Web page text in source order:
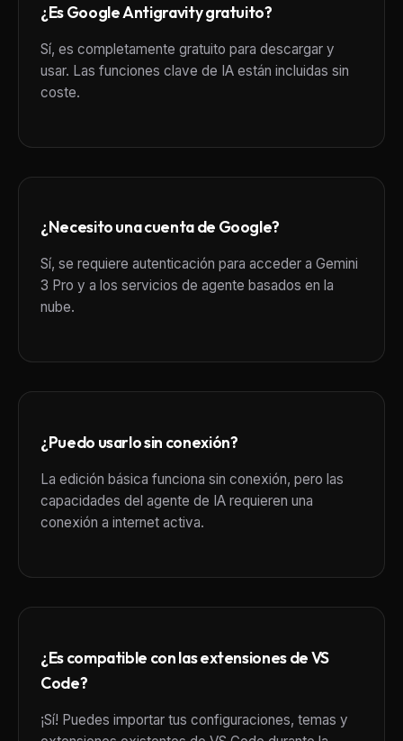
¿Es Google Antigravity gratuito?
Sí, es completamente gratuito para descargar y
usar. Las funciones clave de IA están incluidas sin
coste.
¿Necesito una cuenta de Google?
Sí, se requiere autenticación para acceder a Gemini
3 Pro y a los servicios de agente basados en la
nube.
¿Puedo usarlo sin conexión?
La edición básica funciona sin conexión, pero las
capacidades del agente de IA requieren una
conexión a internet activa.
¿Es compatible con las extensiones de VS
Code?
¡Sí! Puedes importar tus configuraciones, temas y